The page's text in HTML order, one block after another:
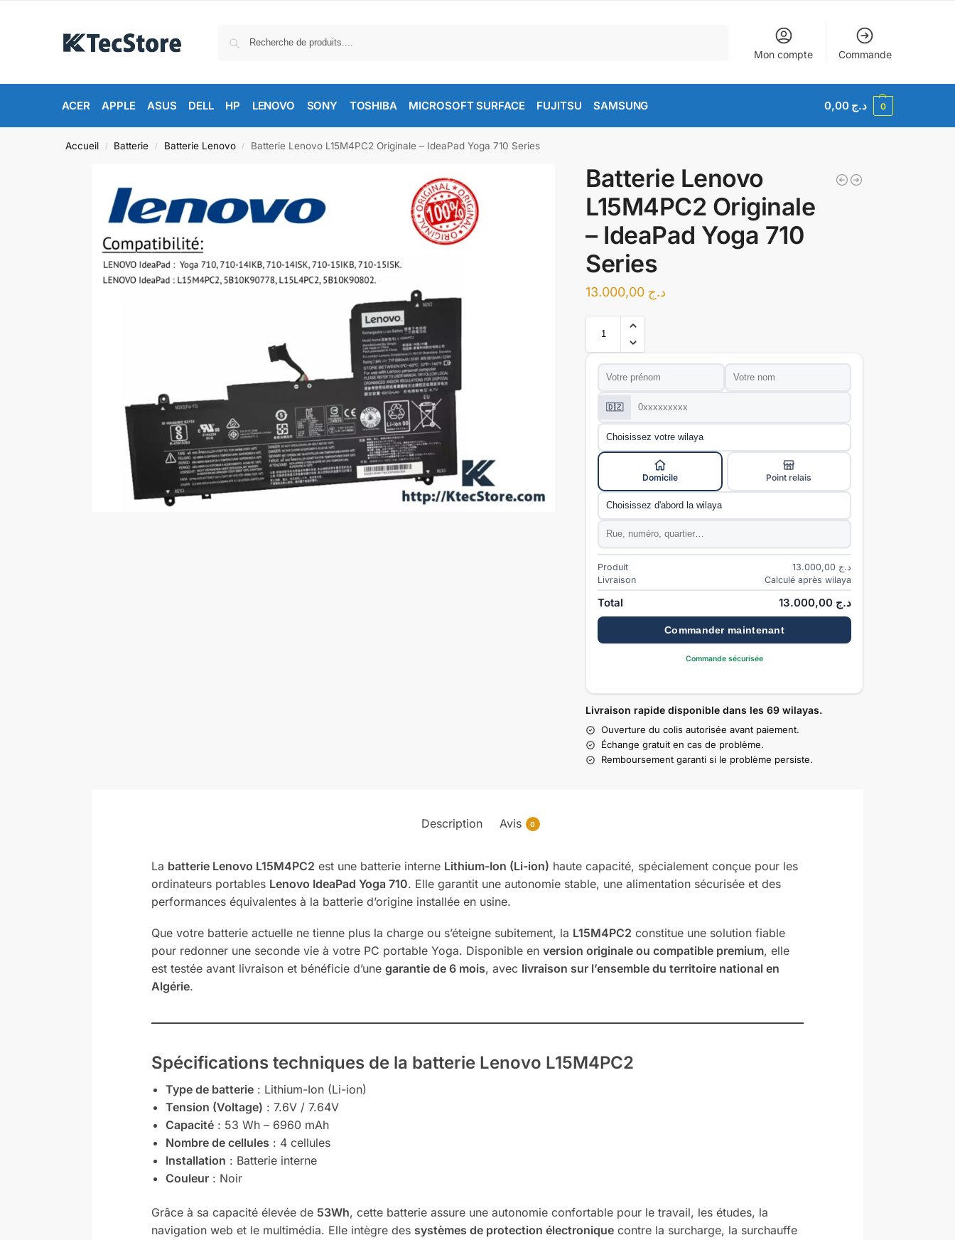
Mon compte Commande
ACER APPLE ASUS DELL HP LENOVO SONY TOSHIBA MICROSOFT SURFACE FUJITSU SAMSUNG د.ج 0,00 0
Accueil / Batterie / Batterie Lenovo / Batterie Lenovo L15M4PC2 Originale – IdeaPad Yoga 710 Series
Batterie Lenovo
L15M4PC2 Originale
– IdeaPad Yoga 710
Series
د.ج
Prénom Nom
Téléphone
🇩🇿
Wilaya*
Mode de livraison*
Domicile
Point relais
Commune*
Adresse
Produit د.ج
Livraison
Calculé après wilaya
Total د.ج
Commander maintenant
Commande sécurisée
Livraison rapide disponible dans les 69 wilayas.
Ouverture du colis autorisée avant paiement.
Échange gratuit en cas de problème.
Remboursement garanti si le problème persiste.
Description Avis 0
La batterie Lenovo L15M4PC2 est une batterie interne Lithium-Ion (Li-ion) haute capacité, spécialement conçue pour les
ordinateurs portables Lenovo IdeaPad Yoga 710. Elle garantit une autonomie stable, une alimentation sécurisée et des
performances équivalentes à la batterie d’origine installée en usine.
Que votre batterie actuelle ne tienne plus la charge ou s’éteigne subitement, la L15M4PC2 constitue une solution fiable
pour redonner une seconde vie à votre PC portable Yoga. Disponible en version originale ou compatible premium, elle
est testée avant livraison et bénéficie d’une garantie de 6 mois, avec livraison sur l’ensemble du territoire national en
Algérie.
Spécifications techniques de la batterie Lenovo L15M4PC2
Type de batterie: Lithium-Ion (Li-ion)
Tension (Voltage) : 7.6V / 7.64V
Capacité: 53 Wh – 6960 mAh
Nombre de cellules : 4 cellules
Installation : Batterie interne
Couleur: Noir
Grâce à sa capacité élevée de 53Wh, cette batterie assure une autonomie confortable pour le travail, les études, la
navigation web et le multimédia. Elle intègre des systèmes de protection électroniquecontre la surcharge, la surchauffe